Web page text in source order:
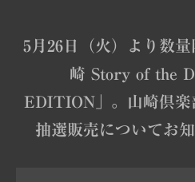
5月26日（火）より数
崎 Story of the
EDITION」。
山崎倶楽
抽選販売についてお